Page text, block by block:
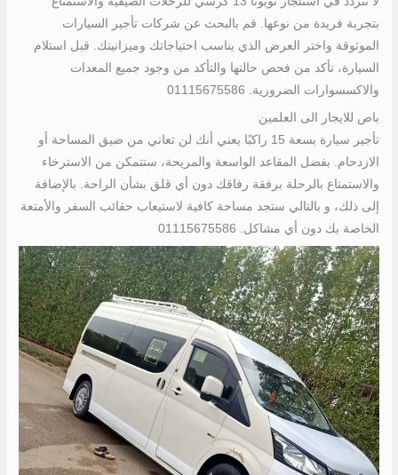
بتجربة فريدة من نوعها. قم بالبحث عن شركات تأجير السيارات
الموثوقة واختر العرض الذي يناسب احتياجاتك وميزانيتك. قبل استلام
السيارة، تأكد من فحص حالتها والتأكد من وجود جميع المعدات
والاكسسوارات الضرورية. 01115675586
باص للايجار الى العلمين
تأجير سيارة بسعة 15 راكبًا يعني أنك لن تعاني من ضيق المساحة أو
الازدحام. بفضل المقاعد الواسعة والمريحة، ستتمكن من الاسترخاء
والاستمتاع بالرحلة برفقة رفاقك دون أي قلق بشأن الراحة. بالإضافة
إلى ذلك، و بالتالي ستجد مساحة كافية لاستيعاب حقائب السفر والأمتعة
الخاصة بك دون أي مشاكل. 01115675586